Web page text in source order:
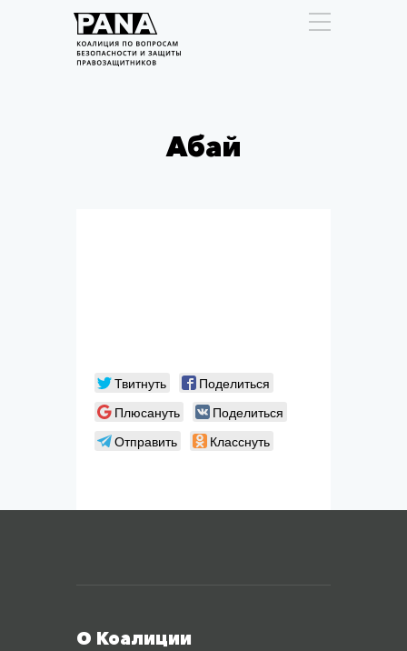
Абай
Твитнуть
Поделиться
Плюсануть
Поделиться
Отправить
Класснуть
О Коалиции